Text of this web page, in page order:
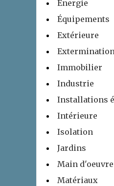
Energie
Équipements
Extérieure
Immobilier
Industrie
Installations
Intérieure
Isolation
Jardins
Main d'oeuvre
Matériaux